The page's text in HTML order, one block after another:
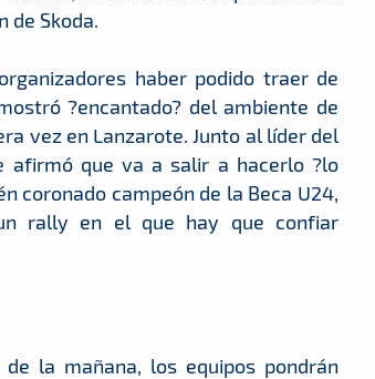
de Skoda.
haber podido traer de
?encantado? del ambiente de
vez en Lanzarote. Junto al líder del
afirmó que va a salir a hacerlo ?lo
coronado campeón de la Beca U24,
rally en el que hay que confiar
la mañana, los equipos pondrán